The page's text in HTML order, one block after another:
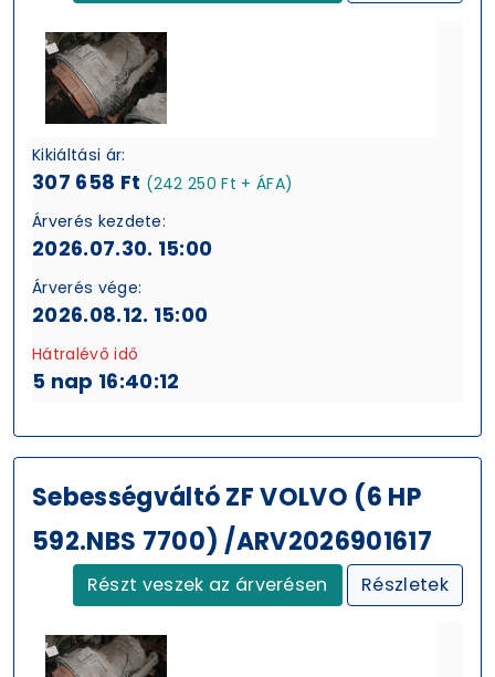
Kikiáltási ár:
307 658 Ft (242 250 Ft + ÁFA)
Árverés kezdete:
2026.07.30. 15:00
Árverés vége:
2026.08.12. 15:00
Hátralévő idő
5 nap 16:40:11
Sebességváltó ZF VOLVO (6 HP
592.NBS 7700) /ARV2026901617
Részt veszek az árverésen Részletek